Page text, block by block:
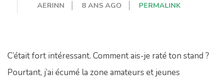
AERINN 8 ANS AGO PERMALINK
C’était fort intéressant. Comment ais-je raté ton stand ?
Pourtant, j’ai écumé la zone amateurs et jeunes